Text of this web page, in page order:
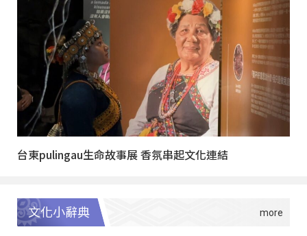
台東pulingau生命故事展 香氛串起文化連結
文化小辭典